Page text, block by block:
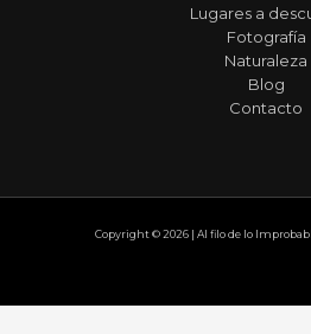
Lugares a
Fotografía
Naturaleza
Blog
Contacto
Copyright © 2026 | Al filo de lo